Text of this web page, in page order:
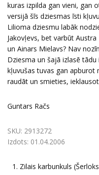
kuras izpilda gan vieni, gan
versijā šīs dziesmas īsti
Lilioma dziesmu labāk
Jakovļevs, bet varbūt
un Ainars Mielavs? Nav
Dziesma un šajā izlasē
kļuvušas tuvas gan apburot
raudāt un smieties,
Guntars Račs
SKU: 2913272
Izdots: 01.04.2006
1. Zilais karbunkuls